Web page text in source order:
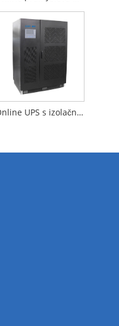
Online UPS s izolačním transformátorem